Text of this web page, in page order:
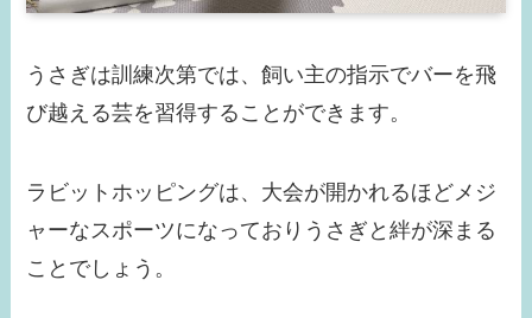
うさぎは訓練次第では、飼い主の指示でバーを飛
び越える芸を習得することができます。
ラビットホッピングは、大会が開かれるほどメジ
ャーなスポーツになっておりうさぎと絆が深まる
ことでしょう。